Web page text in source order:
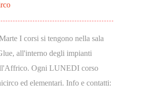
I corsi si tengono nella sala
all'interno degli impianti
Ogni LUNEDI corso
ed elementari. Info e contatti: